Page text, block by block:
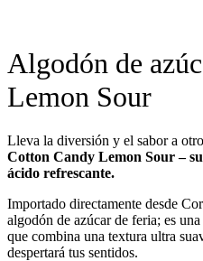
Algodón de
Lemon Sour
Lleva la diversión y el sabor a
Cotton Candy Lemon Sour –
ácido refrescante.
Importado directamente desde
algodón de azúcar de feria; es
que combina una textura ultra
despertará tus sentidos.